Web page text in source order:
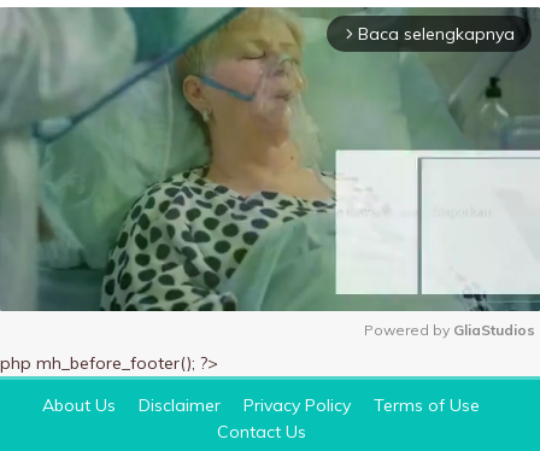
arrow_forward_ios Baca selengkapnya
M
u
Powered by GliaStudios
php mh_before_footer(); ?>
About Us
Disclaimer Privacy Policy
Terms of Use
Contact Us